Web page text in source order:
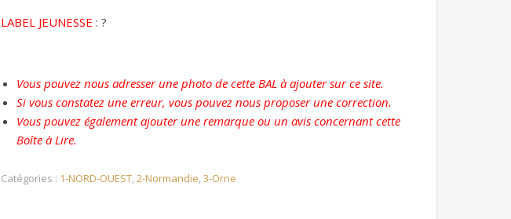
LABEL JEUNESSE : ?
Vous pouvez nous adresser une photo de cette BAL à ajouter sur ce site.
Si vous constatez une erreur, vous pouvez nous proposer une correction.
Vous pouvez également ajouter une remarque ou un avis concernant cette
Boîte à Lire.
Catégories : 1-NORD-OUEST,2-Normandie,3-Orne